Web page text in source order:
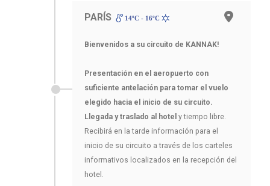
PARÍS 14ºC - 16ºC
Bienvenidos a su circuito de KANNAK!
Presentación en el aeropuerto con
suficiente antelación para tomar el vuelo
elegido hacia el inicio de su circuito.
Llegada y traslado al hotel y tiempo libre.
Recibirá en la tarde información para el
inicio de su circuito a través de los carteles
informativos localizados en la recepción del
hotel.